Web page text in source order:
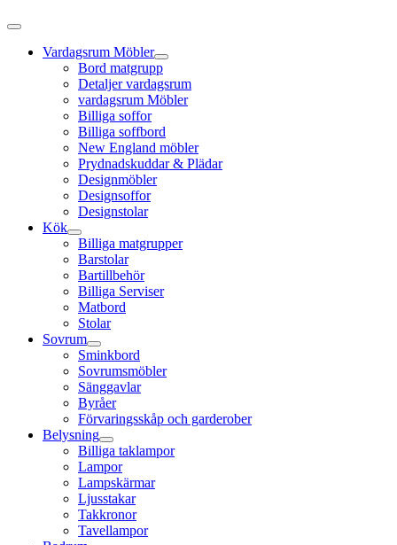
Vardagsrum Möbler
Bord matgrupp
Detaljer vardagsrum
vardagsrum Möbler
Billiga soffor
Billiga soffbord
New England möbler
Prydnadskuddar & Plädar
Designmöbler
Designsoffor
Designstolar
Kök
Billiga matgrupper
Barstolar
Bartillbehör
Billiga Serviser
Matbord
Stolar
Sovrum
Sminkbord
Sovrumsmöbler
Sänggavlar
Byråer
Förvaringsskåp och garderober
Belysning
Billiga taklampor
Lampor
Lampskärmar
Ljusstakar
Takkronor
Tavellampor